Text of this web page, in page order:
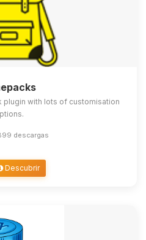
plugin with lots of customisation
descargas
Descubrir